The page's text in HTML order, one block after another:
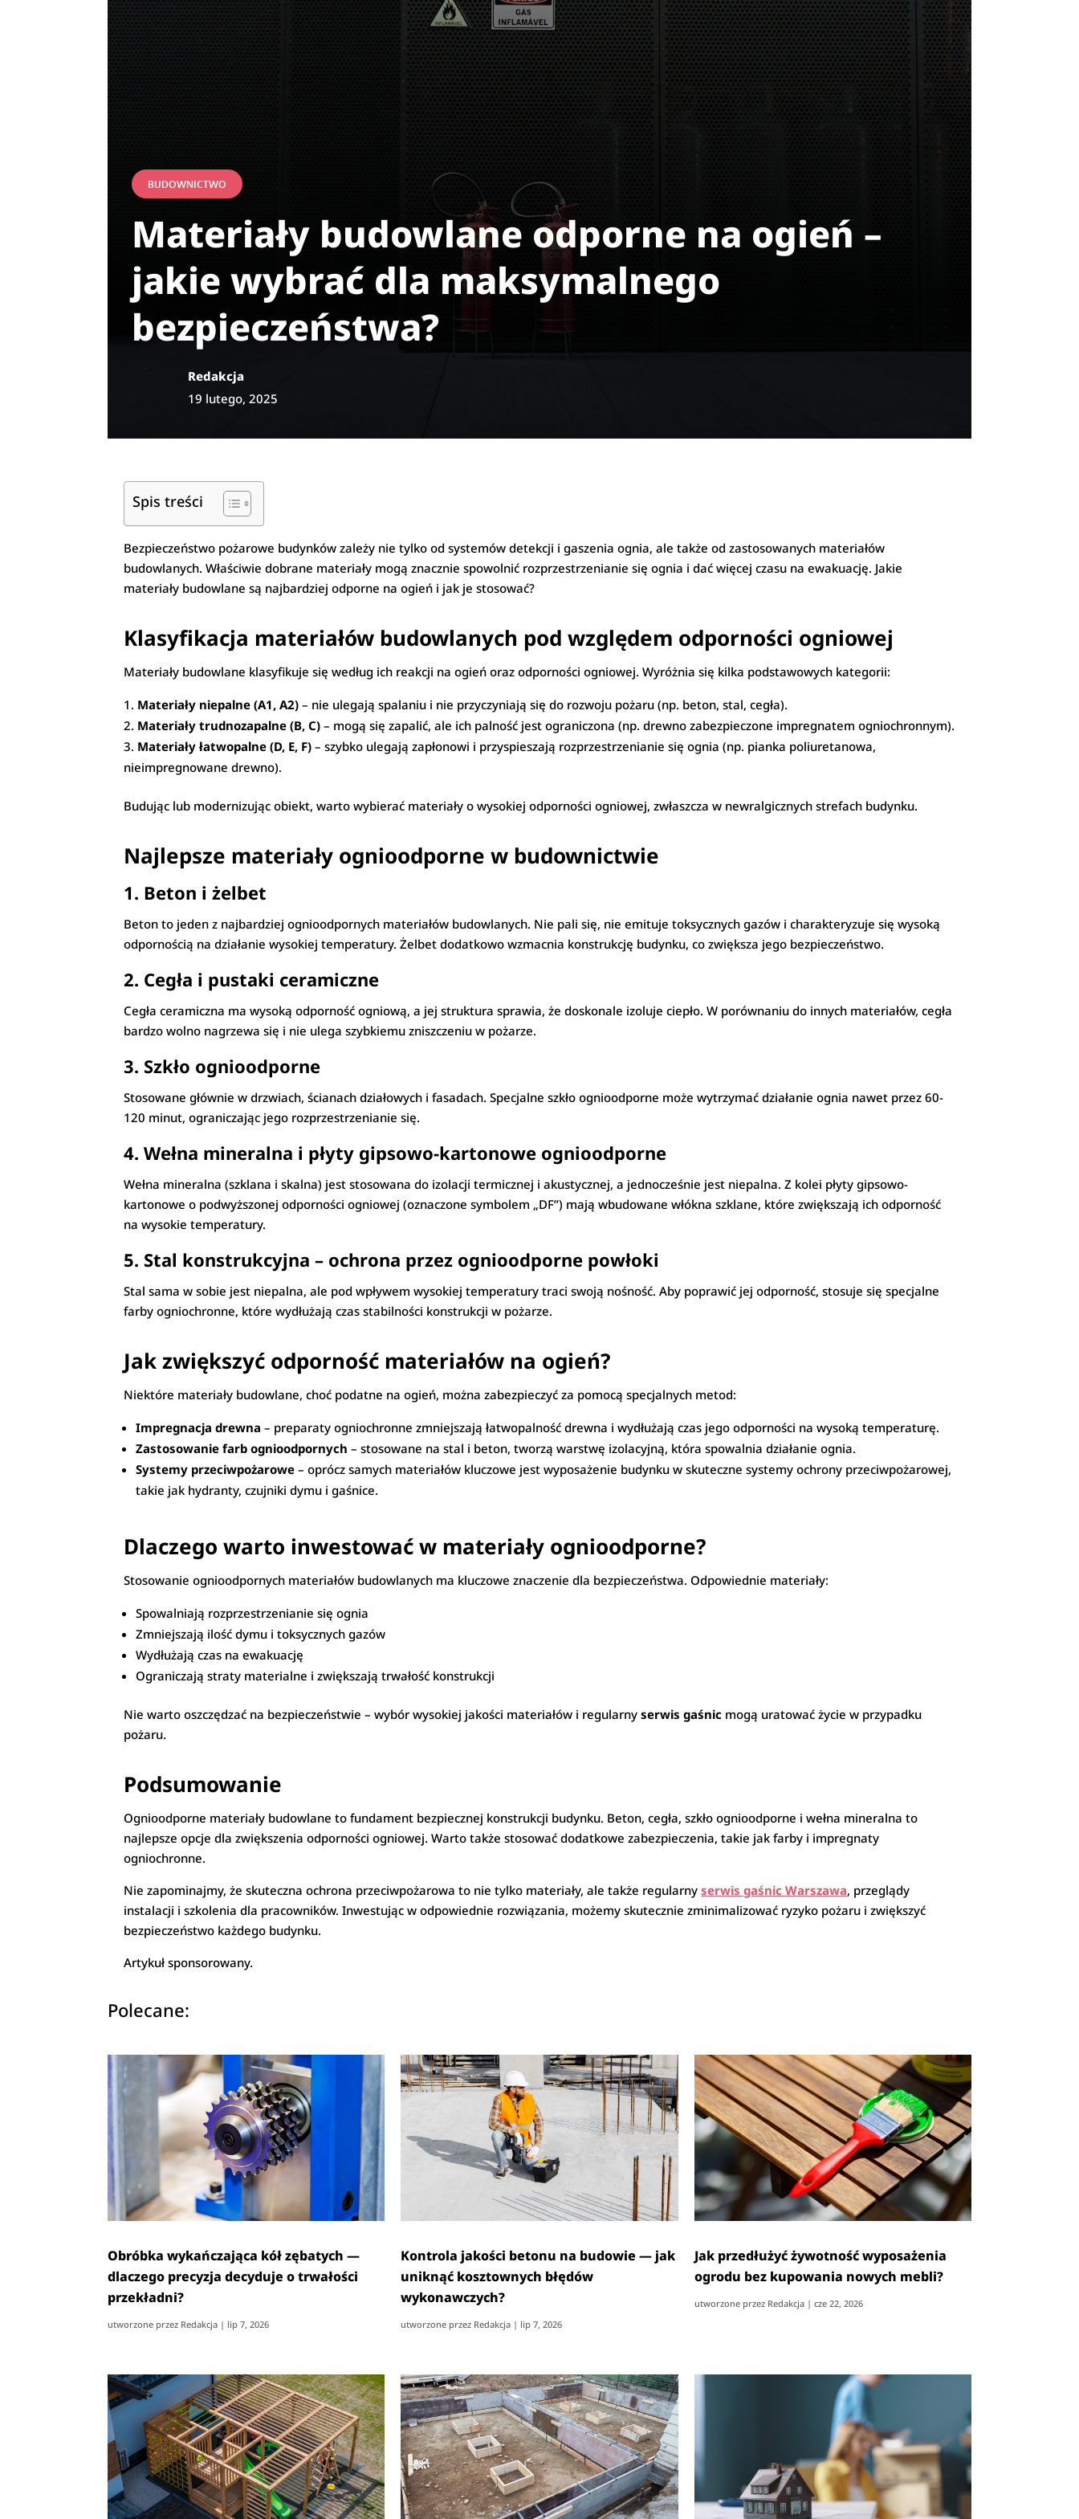
BUDOWNICTWO
Materiały budowlane odporne na ogień –
jakie wybrać dla maksymalnego
bezpieczeństwa?
Redakcja
19 lutego, 2025
Spis treści
Bezpieczeństwo pożarowe budynków zależy nie tylko od systemów detekcji i gaszenia ognia, ale także od zastosowanych materiałów
budowlanych. Właściwie dobrane materiały mogą znacznie spowolnić rozprzestrzenianie się ognia i dać więcej czasu na ewakuację. Jakie
materiały budowlane są najbardziej odporne na ogień i jak je stosować?
Klasyfikacja materiałów budowlanych pod względem odporności ogniowej
Materiały budowlane klasyfikuje się według ich reakcji na ogień oraz odporności ogniowej. Wyróżnia się kilka podstawowych kategorii:
Materiały niepalne (A1, A2) – nie ulegają spalaniu i nie przyczyniają się do rozwoju pożaru (np. beton, stal, cegła).
Materiały trudnozapalne (B, C) – mogą się zapalić, ale ich palność jest ograniczona (np. drewno zabezpieczone impregnatem ogniochronnym).
Materiały łatwopalne (D, E, F) – szybko ulegają zapłonowi i przyspieszają rozprzestrzenianie się ognia (np. pianka poliuretanowa,
nieimpregnowane drewno).
Budując lub modernizując obiekt, warto wybierać materiały o wysokiej odporności ogniowej, zwłaszcza w newralgicznych strefach budynku.
Najlepsze materiały ognioodporne w budownictwie
1. Beton i żelbet
Beton to jeden z najbardziej ognioodpornych materiałów budowlanych. Nie pali się, nie emituje toksycznych gazów i charakteryzuje się wysoką
odpornością na działanie wysokiej temperatury. Żelbet dodatkowo wzmacnia konstrukcję budynku, co zwiększa jego bezpieczeństwo.
2. Cegła i pustaki ceramiczne
Cegła ceramiczna ma wysoką odporność ogniową, a jej struktura sprawia, że doskonale izoluje ciepło. W porównaniu do innych materiałów, cegła
bardzo wolno nagrzewa się i nie ulega szybkiemu zniszczeniu w pożarze.
3. Szkło ognioodporne
Stosowane głównie w drzwiach, ścianach działowych i fasadach. Specjalne szkło ognioodporne może wytrzymać działanie ognia nawet przez 60-
120 minut, ograniczając jego rozprzestrzenianie się.
4. Wełna mineralna i płyty gipsowo-kartonowe ognioodporne
Wełna mineralna (szklana i skalna) jest stosowana do izolacji termicznej i akustycznej, a jednocześnie jest niepalna. Z kolei płyty gipsowo-
kartonowe o podwyższonej odporności ogniowej (oznaczone symbolem „DF”) mają wbudowane włókna szklane, które zwiększają ich odporność
na wysokie temperatury.
5. Stal konstrukcyjna – ochrona przez ognioodporne powłoki
Stal sama w sobie jest niepalna, ale pod wpływem wysokiej temperatury traci swoją nośność. Aby poprawić jej odporność, stosuje się specjalne
farby ogniochronne, które wydłużają czas stabilności konstrukcji w pożarze.
Jak zwiększyć odporność materiałów na ogień?
Niektóre materiały budowlane, choć podatne na ogień, można zabezpieczyć za pomocą specjalnych metod:
Impregnacja drewna – preparaty ogniochronne zmniejszają łatwopalność drewna i wydłużają czas jego odporności na wysoką temperaturę.
Zastosowanie farb ognioodpornych – stosowane na stal i beton, tworzą warstwę izolacyjną, która spowalnia działanie ognia.
Systemy przeciwpożarowe – oprócz samych materiałów kluczowe jest wyposażenie budynku w skuteczne systemy ochrony przeciwpożarowej,
takie jak hydranty, czujniki dymu i gaśnice.
Dlaczego warto inwestować w materiały ognioodporne?
Stosowanie ognioodpornych materiałów budowlanych ma kluczowe znaczenie dla bezpieczeństwa. Odpowiednie materiały:
Spowalniają rozprzestrzenianie się ognia
Zmniejszają ilość dymu i toksycznych gazów
Wydłużają czas na ewakuację
Ograniczają straty materialne i zwiększają trwałość konstrukcji
Nie warto oszczędzać na bezpieczeństwie – wybór wysokiej jakości materiałów i regularnyserwis gaśnic mogą uratować życie w przypadku
pożaru.
Podsumowanie
Ognioodporne materiały budowlane to fundament bezpiecznej konstrukcji budynku. Beton, cegła, szkło ognioodporne i wełna mineralna to
najlepsze opcje dla zwiększenia odporności ogniowej. Warto także stosować dodatkowe zabezpieczenia, takie jak farby i impregnaty
ogniochronne.
Nie zapominajmy, że skuteczna ochrona przeciwpożarowa to nie tylko materiały, ale także regularnyserwis gaśnic Warszawa, przeglądy
instalacji i szkolenia dla pracowników. Inwestując w odpowiednie rozwiązania, możemy skutecznie zminimalizować ryzyko pożaru i zwiększyć
bezpieczeństwo każdego budynku.
Artykuł sponsorowany.
Polecane:
Obróbka wykańczająca kół zębatych —
dlaczego precyzja decyduje o trwałości
przekładni?
utworzone przez Redakcja | lip 7, 2026
Kontrola jakości betonu na budowie — jak
uniknąć kosztownych błędów
wykonawczych?
utworzone przez Redakcja | lip 7, 2026
Jak przedłużyć żywotność wyposażenia
ogrodu bez kupowania nowych mebli?
utworzone przez Redakcja| cze 22, 2026